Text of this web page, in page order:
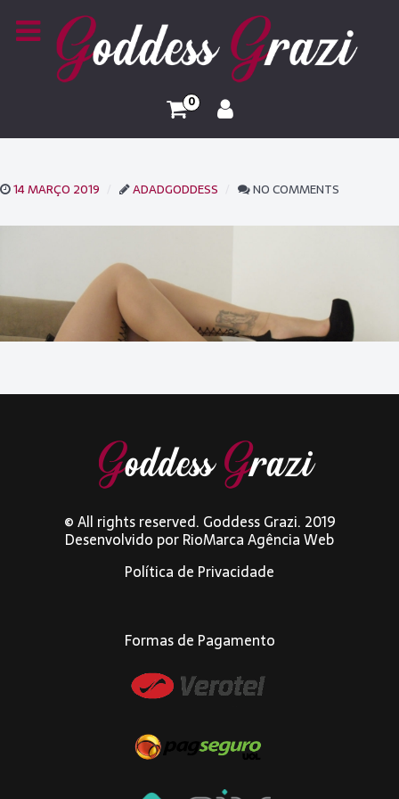
0
14 MARÇO 2019 ADADGODDESS NO COMMENTS
© All rights reserved. Goddess Grazi. 2019
Desenvolvido porRioMarca Agência Web
Política de Privacidade
Formas de Pagamento